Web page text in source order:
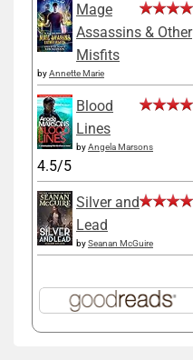
Mage
Assassins & Other
Misfits
byAnnette Marie
Blood
Lines
byAngela Marsons
4.5/5
Silver and
Lead
bySeanan McGuire